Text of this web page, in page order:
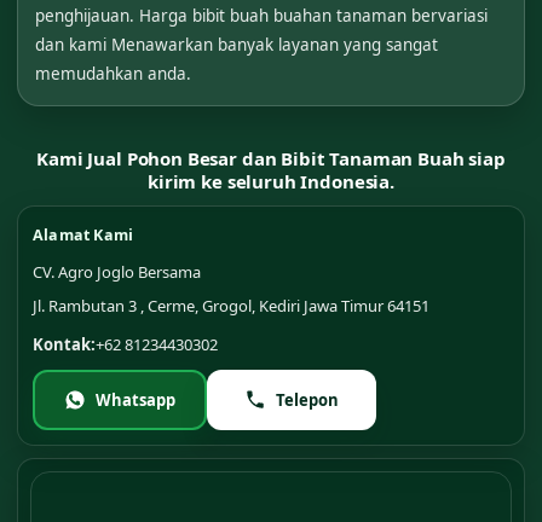
penghijauan. Harga bibit buah buahan tanaman bervariasi
dan kami Menawarkan banyak layanan yang sangat
memudahkan anda.
Kami Jual Pohon Besar dan Bibit Tanaman Buah siap
kirim ke seluruh Indonesia.
Alamat Kami
CV. Agro Joglo Bersama
Jl. Rambutan 3 , Cerme, Grogol, Kediri Jawa Timur 64151
Kontak:+62 81234430302
Whatsapp Telepon